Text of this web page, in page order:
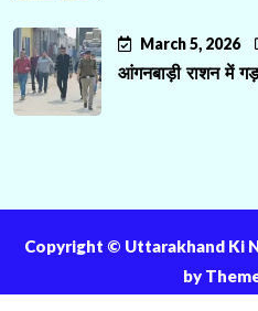
March 5, 2026
आंगनबाड़ी राशन में
Copyright ©️ Uttarakhand Ki
by